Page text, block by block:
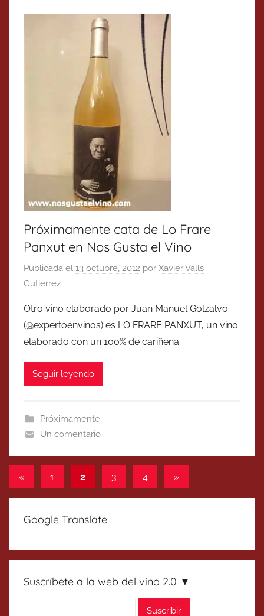
Próximamente cata de Lo Frare
Panxut en Nos Gusta el Vino
Publicada el 13 octubre, 2012 por Xavier Valls
Gutierrez
Otro vino elaborado por Juan Manuel Golzalvo
(@expertoenvinos) es LO FRARE PANXUT, un vino
elaborado con un 100% de cariñena
Seguir leyendo
Próximamente
Un comentario
Paginación
de
entradas
«Entradas
1 2 3 4
Entradas
»
Google Translate
Suscríbete a la web del vino 2.0 ▼